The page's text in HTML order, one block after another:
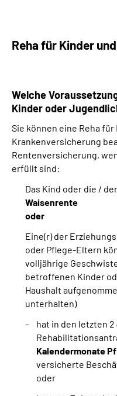
Reha für Kinder
Welche
Kinder oder
Sie können eine Reha
Krankenversicherung
Rentenversicherung,
erfüllt sind:
Das Kind oder die /
Waisenrente
oder
Eine(r) der
oder Pflege-Eltern
volljährige
betroffenen Kinder
Haushalt
unterhalten)
hat in den letzten
Kalendermonate
versicherte
oder